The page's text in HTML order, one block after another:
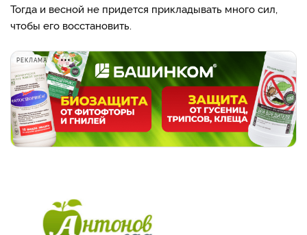
Тогда и весной не придется прикладывать много сил,
чтобы его восстановить.
РЕКЛАМА